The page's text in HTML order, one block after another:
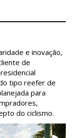
e inovação,
de
tipo reefer de
para
do ciclismo.